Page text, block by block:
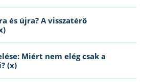
és újra? A visszatérő
Miért nem elég csak a
(x)